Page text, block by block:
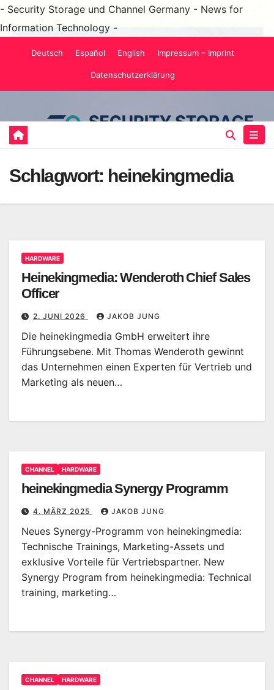
- Security Storage und Channel Germany - News for
Information Technology -
Deutsch Español English Impressum – Imprint
Datenschutzerklärung
Schlagwort: heinekingmedia
HARDWARE
Heinekingmedia: Wenderoth Chief Sales
Officer
2. JUNI 2026 JAKOB JUNG
Die heinekingmedia GmbH erweitert ihre
Führungsebene. Mit Thomas Wenderoth gewinnt
das Unternehmen einen Experten für Vertrieb und
Marketing als neuen…
CHANNEL HARDWARE
heinekingmedia Synergy Programm
4. MÄRZ 2025 JAKOB JUNG
Neues Synergy-Programm von heinekingmedia:
Technische Trainings, Marketing-Assets und
exklusive Vorteile für Vertriebspartner. New
Synergy Program from heinekingmedia: Technical
training, marketing…
CHANNEL HARDWARE